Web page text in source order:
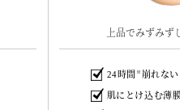
上品でみずみず
24時間 ※ 崩れない
肌にとけ込む薄